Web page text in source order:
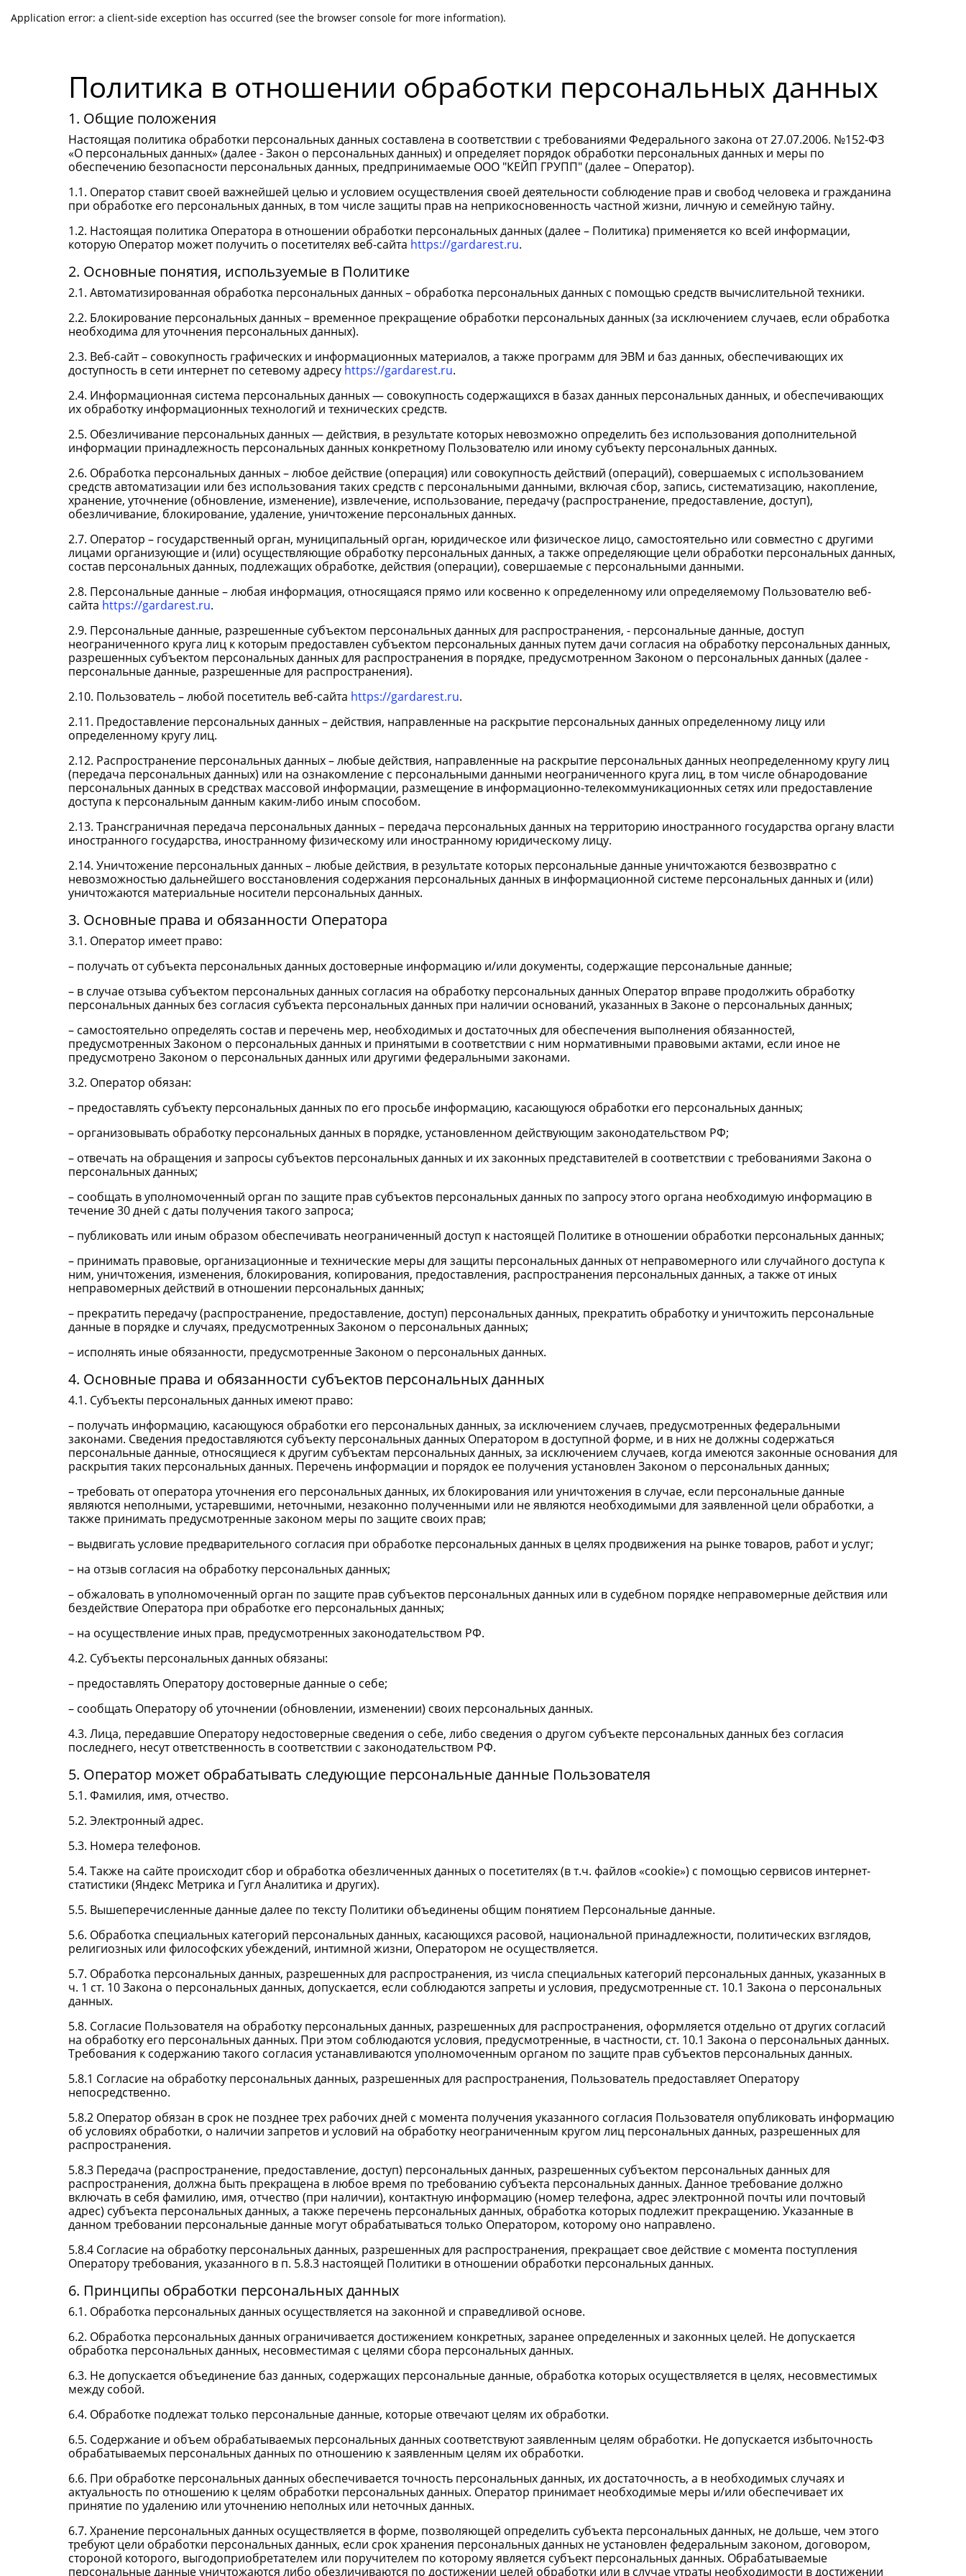
Application error: a client-side exception has occurred (see the browser console for more information).
Политика в отношении обработки персональных данных
1. Общие положения
Настоящая политика обработки персональных данных составлена в соответствии с требованиями Федерального закона от 27.07.2006. №152-ФЗ
«О персональных данных» (далее - Закон о персональных данных) и определяет порядок обработки персональных данных и меры по
обеспечению безопасности персональных данных, предпринимаемые ООО "КЕЙП ГРУПП" (далее – Оператор).
1.1. Оператор ставит своей важнейшей целью и условием осуществления своей деятельности соблюдение прав и свобод человека и гражданина
при обработке его персональных данных, в том числе защиты прав на неприкосновенность частной жизни, личную и семейную тайну.
1.2. Настоящая политика Оператора в отношении обработки персональных данных (далее – Политика) применяется ко всей информации,
которую Оператор может получить о посетителях веб-сайта https://gardarest.ru.
2. Основные понятия, используемые в Политике
2.1. Автоматизированная обработка персональных данных – обработка персональных данных с помощью средств вычислительной техники.
2.2. Блокирование персональных данных – временное прекращение обработки персональных данных (за исключением случаев, если обработка
необходима для уточнения персональных данных).
2.3. Веб-сайт – совокупность графических и информационных материалов, а также программ для ЭВМ и баз данных, обеспечивающих их
доступность в сети интернет по сетевому адресу https://gardarest.ru.
2.4. Информационная система персональных данных — совокупность содержащихся в базах данных персональных данных, и обеспечивающих
их обработку информационных технологий и технических средств.
2.5. Обезличивание персональных данных — действия, в результате которых невозможно определить без использования дополнительной
информации принадлежность персональных данных конкретному Пользователю или иному субъекту персональных данных.
2.6. Обработка персональных данных – любое действие (операция) или совокупность действий (операций), совершаемых с использованием
средств автоматизации или без использования таких средств с персональными данными, включая сбор, запись, систематизацию, накопление,
хранение, уточнение (обновление, изменение), извлечение, использование, передачу (распространение, предоставление, доступ),
обезличивание, блокирование, удаление, уничтожение персональных данных.
2.7. Оператор – государственный орган, муниципальный орган, юридическое или физическое лицо, самостоятельно или совместно с другими
лицами организующие и (или) осуществляющие обработку персональных данных, а также определяющие цели обработки персональных данных,
состав персональных данных, подлежащих обработке, действия (операции), совершаемые с персональными данными.
2.8. Персональные данные – любая информация, относящаяся прямо или косвенно к определенному или определяемому Пользователю веб-
сайта https://gardarest.ru.
2.9. Персональные данные, разрешенные субъектом персональных данных для распространения, - персональные данные, доступ
неограниченного круга лиц к которым предоставлен субъектом персональных данных путем дачи согласия на обработку персональных данных,
разрешенных субъектом персональных данных для распространения в порядке, предусмотренном Законом о персональных данных (далее -
персональные данные, разрешенные для распространения).
2.10. Пользователь – любой посетитель веб-сайта https://gardarest.ru.
2.11. Предоставление персональных данных – действия, направленные на раскрытие персональных данных определенному лицу или
определенному кругу лиц.
2.12. Распространение персональных данных – любые действия, направленные на раскрытие персональных данных неопределенному кругу лиц
(передача персональных данных) или на ознакомление с персональными данными неограниченного круга лиц, в том числе обнародование
персональных данных в средствах массовой информации, размещение в информационно-телекоммуникационных сетях или предоставление
доступа к персональным данным каким-либо иным способом.
2.13. Трансграничная передача персональных данных – передача персональных данных на территорию иностранного государства органу власти
иностранного государства, иностранному физическому или иностранному юридическому лицу.
2.14. Уничтожение персональных данных – любые действия, в результате которых персональные данные уничтожаются безвозвратно с
невозможностью дальнейшего восстановления содержания персональных данных в информационной системе персональных данных и (или)
уничтожаются материальные носители персональных данных.
3. Основные права и обязанности Оператора
3.1. Оператор имеет право:
– получать от субъекта персональных данных достоверные информацию и/или документы, содержащие персональные данные;
– в случае отзыва субъектом персональных данных согласия на обработку персональных данных Оператор вправе продолжить обработку
персональных данных без согласия субъекта персональных данных при наличии оснований, указанных в Законе о персональных данных;
– самостоятельно определять состав и перечень мер, необходимых и достаточных для обеспечения выполнения обязанностей,
предусмотренных Законом о персональных данных и принятыми в соответствии с ним нормативными правовыми актами, если иное не
предусмотрено Законом о персональных данных или другими федеральными законами.
3.2. Оператор обязан:
– предоставлять субъекту персональных данных по его просьбе информацию, касающуюся обработки его персональных данных;
– организовывать обработку персональных данных в порядке, установленном действующим законодательством РФ;
– отвечать на обращения и запросы субъектов персональных данных и их законных представителей в соответствии с требованиями Закона о
персональных данных;
– сообщать в уполномоченный орган по защите прав субъектов персональных данных по запросу этого органа необходимую информацию в
течение 30 дней с даты получения такого запроса;
– публиковать или иным образом обеспечивать неограниченный доступ к настоящей Политике в отношении обработки персональных данных;
– принимать правовые, организационные и технические меры для защиты персональных данных от неправомерного или случайного доступа к
ним, уничтожения, изменения, блокирования, копирования, предоставления, распространения персональных данных, а также от иных
неправомерных действий в отношении персональных данных;
– прекратить передачу (распространение, предоставление, доступ) персональных данных, прекратить обработку и уничтожить персональные
данные в порядке и случаях, предусмотренных Законом о персональных данных;
– исполнять иные обязанности, предусмотренные Законом о персональных данных.
4. Основные права и обязанности субъектов персональных данных
4.1. Субъекты персональных данных имеют право:
– получать информацию, касающуюся обработки его персональных данных, за исключением случаев, предусмотренных федеральными
законами. Сведения предоставляются субъекту персональных данных Оператором в доступной форме, и в них не должны содержаться
персональные данные, относящиеся к другим субъектам персональных данных, за исключением случаев, когда имеются законные основания для
раскрытия таких персональных данных. Перечень информации и порядок ее получения установлен Законом о персональных данных;
– требовать от оператора уточнения его персональных данных, их блокирования или уничтожения в случае, если персональные данные
являются неполными, устаревшими, неточными, незаконно полученными или не являются необходимыми для заявленной цели обработки, а
также принимать предусмотренные законом меры по защите своих прав;
– выдвигать условие предварительного согласия при обработке персональных данных в целях продвижения на рынке товаров, работ и услуг;
– на отзыв согласия на обработку персональных данных;
– обжаловать в уполномоченный орган по защите прав субъектов персональных данных или в судебном порядке неправомерные действия или
бездействие Оператора при обработке его персональных данных;
– на осуществление иных прав, предусмотренных законодательством РФ.
4.2. Субъекты персональных данных обязаны:
– предоставлять Оператору достоверные данные о себе;
– сообщать Оператору об уточнении (обновлении, изменении) своих персональных данных.
4.3. Лица, передавшие Оператору недостоверные сведения о себе, либо сведения о другом субъекте персональных данных без согласия
последнего, несут ответственность в соответствии с законодательством РФ.
5. Оператор может обрабатывать следующие персональные данные Пользователя
5.1. Фамилия, имя, отчество.
5.2. Электронный адрес.
5.3. Номера телефонов.
5.4. Также на сайте происходит сбор и обработка обезличенных данных о посетителях (в т.ч. файлов «cookie») с помощью сервисов интернет-
статистики (Яндекс Метрика и Гугл Аналитика и других).
5.5. Вышеперечисленные данные далее по тексту Политики объединены общим понятием Персональные данные.
5.6. Обработка специальных категорий персональных данных, касающихся расовой, национальной принадлежности, политических взглядов,
религиозных или философских убеждений, интимной жизни, Оператором не осуществляется.
5.7. Обработка персональных данных, разрешенных для распространения, из числа специальных категорий персональных данных, указанных в
ч. 1 ст. 10 Закона о персональных данных, допускается, если соблюдаются запреты и условия, предусмотренные ст. 10.1 Закона о персональных
данных.
5.8. Согласие Пользователя на обработку персональных данных, разрешенных для распространения, оформляется отдельно от других согласий
на обработку его персональных данных. При этом соблюдаются условия, предусмотренные, в частности, ст. 10.1 Закона о персональных данных.
Требования к содержанию такого согласия устанавливаются уполномоченным органом по защите прав субъектов персональных данных.
5.8.1 Согласие на обработку персональных данных, разрешенных для распространения, Пользователь предоставляет Оператору
непосредственно.
5.8.2 Оператор обязан в срок не позднее трех рабочих дней с момента получения указанного согласия Пользователя опубликовать информацию
об условиях обработки, о наличии запретов и условий на обработку неограниченным кругом лиц персональных данных, разрешенных для
распространения.
5.8.3 Передача (распространение, предоставление, доступ) персональных данных, разрешенных субъектом персональных данных для
распространения, должна быть прекращена в любое время по требованию субъекта персональных данных. Данное требование должно
включать в себя фамилию, имя, отчество (при наличии), контактную информацию (номер телефона, адрес электронной почты или почтовый
адрес) субъекта персональных данных, а также перечень персональных данных, обработка которых подлежит прекращению. Указанные в
данном требовании персональные данные могут обрабатываться только Оператором, которому оно направлено.
5.8.4 Согласие на обработку персональных данных, разрешенных для распространения, прекращает свое действие с момента поступления
Оператору требования, указанного в п. 5.8.3 настоящей Политики в отношении обработки персональных данных.
6. Принципы обработки персональных данных
6.1. Обработка персональных данных осуществляется на законной и справедливой основе.
6.2. Обработка персональных данных ограничивается достижением конкретных, заранее определенных и законных целей. Не допускается
обработка персональных данных, несовместимая с целями сбора персональных данных.
6.3. Не допускается объединение баз данных, содержащих персональные данные, обработка которых осуществляется в целях, несовместимых
между собой.
6.4. Обработке подлежат только персональные данные, которые отвечают целям их обработки.
6.5. Содержание и объем обрабатываемых персональных данных соответствуют заявленным целям обработки. Не допускается избыточность
обрабатываемых персональных данных по отношению к заявленным целям их обработки.
6.6. При обработке персональных данных обеспечивается точность персональных данных, их достаточность, а в необходимых случаях и
актуальность по отношению к целям обработки персональных данных. Оператор принимает необходимые меры и/или обеспечивает их
принятие по удалению или уточнению неполных или неточных данных.
6.7. Хранение персональных данных осуществляется в форме, позволяющей определить субъекта персональных данных, не дольше, чем этого
требуют цели обработки персональных данных, если срок хранения персональных данных не установлен федеральным законом, договором,
стороной которого, выгодоприобретателем или поручителем по которому является субъект персональных данных. Обрабатываемые
персональные данные уничтожаются либо обезличиваются по достижении целей обработки или в случае утраты необходимости в достижении